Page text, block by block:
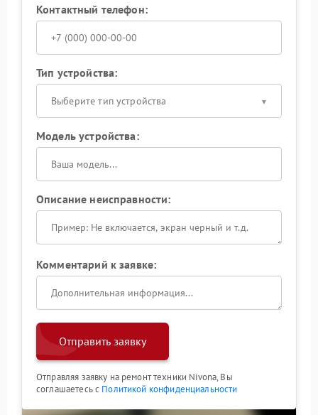
Контактный телефон:
Тип устройства:
Выберите тип устройства
Модель устройства:
Описание неисправности:
Комментарий к заявке:
Отправить заявку
Отправляя заявку на ремонт техники Nivona, Вы
соглашаетесь с Политикой конфиденциальности